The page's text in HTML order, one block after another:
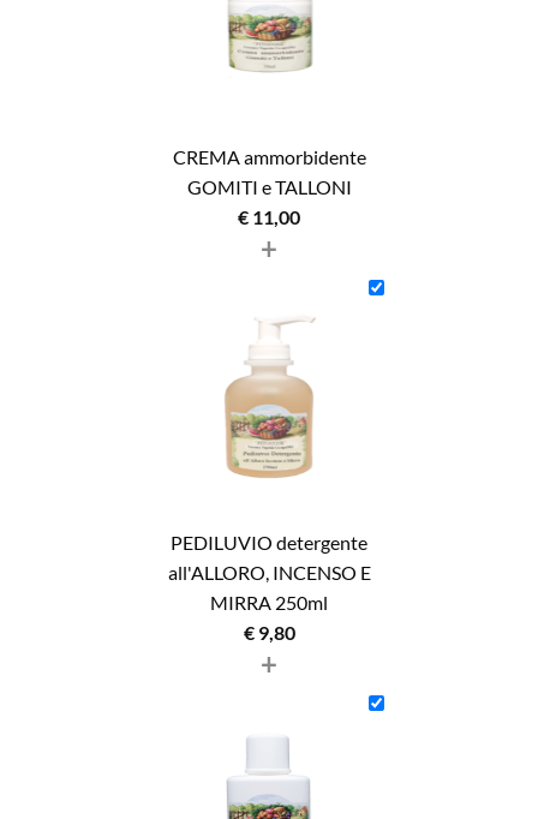
CREMA ammorbidente
GOMITI e TALLONI
€ 11,00
+
PEDILUVIO detergente
all'ALLORO, INCENSO E
MIRRA 250ml
€9,80
+